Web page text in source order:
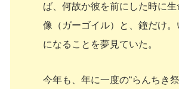
ば、何故か彼を前にした時に
像（ガーゴイル）と、鐘だけ。
になることを夢見ていた。
今年も、年に一度の“らんちき